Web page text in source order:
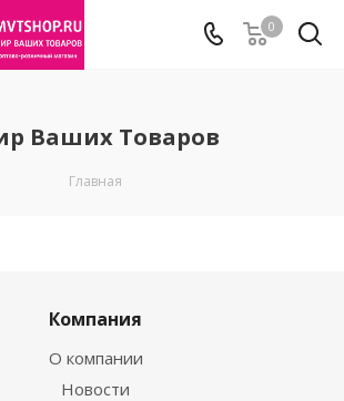
0
Ваших Товаров
Главная
Компания
О компании
Новости